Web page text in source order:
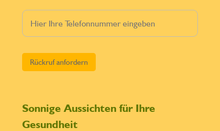
Sonnige Aussichten für Ihre
Gesundheit